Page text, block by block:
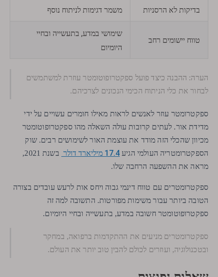
בדיקות לא הרסניות משמר דגימות לניתוח נוסף
טווח יישומים רחב
שימושי במדע, בתעשייה ובחיי
היומיום
הערה: ההבנה כיצד פועל ספקטרופוטומטר עוזרת למשתמשים
לבחור את כלי הניתוח הכימי הנכונים לצרכיהם.
ספקטרומטר עוזר לאנשים לראות מאילו חומרים עשויים על ידי
מדידת אור. לעתים קרובות עולה השאלה מהו ספקטרופוטומטר
מכיוון שהכלי הזה מודד את עוצמת האור לשימושים רבים. שוק
הספקטרומטריה העולמי הגיע17.4 מיליארד דולר
בשנת 2021,
מראה את ההשפעה הרחבה שלו.
ספקטרומטרים עם טווח דינמי גבוה ויחס אות לרעש עובדים בצורה
הטובה ביותר עבור משימות מפורטות. התשובה למה זה
ספקטרופוטומטר חשובה במדע, בתעשייה ובחיי היומיום.
ספקטרומטרים מניעים את ההתקדמות ברפואה, במחקר
ובטכנולוגיה, ועוזרים לכולם להבין טוב יותר את העולם.